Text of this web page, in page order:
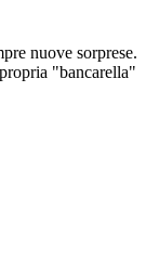
nuove sorprese.
"bancarella"